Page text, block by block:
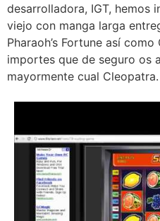
desarrolladora, IGT, hemos
viejo con manga larga
Pharaoh’s Fortune así­
importes que de seguro os
mayormente cual Cleopatra.